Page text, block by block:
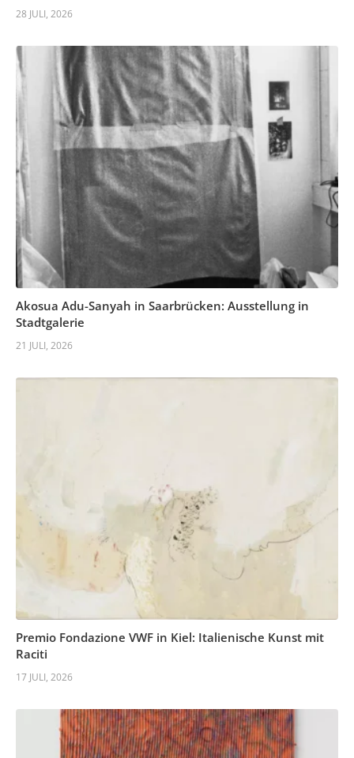
28 JULI, 2026
Akosua Adu-Sanyah in Saarbrücken: Ausstellung in
Stadtgalerie
21 JULI, 2026
Premio Fondazione VWF in Kiel: Italienische Kunst mit
Raciti
17 JULI, 2026